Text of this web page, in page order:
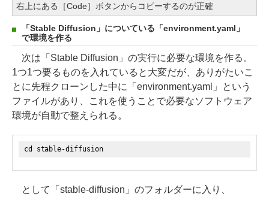
右上にある［Code］ボタンからコピーするのが正確
「Stable Diffusion」についている「environment.yaml」
で環境を作る
次は「Stable Diffusion」の実行に必要な環境を作る。
1つ1つ要るものを入れていると大変だが、ありがたいこ
とに先程クローンした中に「environment.yaml」という
ファイルがあり、これを使うことで必要なソフトウェア
環境が自動で整えられる。
cd stable-diffusion
として「stable-diffusion」のフォルダーに入り、